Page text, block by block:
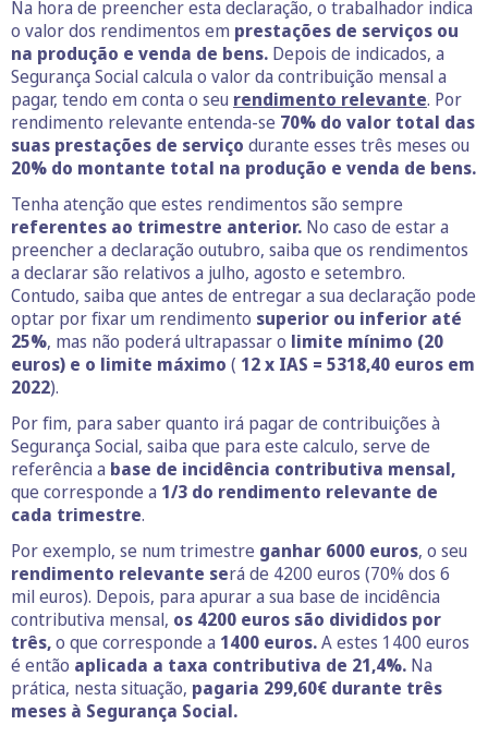
Na hora de preencher esta declaração, o trabalhador indica
o valor dos rendimentos em prestações de serviços ou
na produção e venda de bens. Depois de indicados, a
Segurança Social calcula o valor da contribuição mensal a
pagar, tendo em conta o seu rendimento relevante. Por
rendimento relevante entenda-se 70% do valor total das
suas prestações de serviço durante esses três meses ou
20% do montante total na produção e venda de bens.
Tenha atenção que estes rendimentos são sempre
referentes ao trimestre anterior. No caso de estar a
preencher a declaração outubro, saiba que os rendimentos
a declarar são relativos a julho, agosto e setembro.
Contudo, saiba que antes de entregar a sua declaração pode
optar por fixar um rendimento superior ou inferior até
25%, mas não poderá ultrapassar o limite mínimo (20
euros) e o limite máximo ( 12 x IAS = 5318,40 euros em
2022).
Por fim, para saber quanto irá pagar de contribuições à
Segurança Social, saiba que para este calculo, serve de
referência a base de incidência contributiva mensal,
que corresponde a 1/3 do rendimento relevante de
cada trimestre.
Por exemplo, se num trimestre ganhar 6000 euros, o seu
rendimento relevante será de 4200 euros (70% dos 6
mil euros). Depois, para apurar a sua base de incidência
contributiva mensal, os 4200 euros são divididos por
três,o que corresponde a 1400 euros.A estes 1400 euros
é então aplicada a taxa contributiva de 21,4%. Na
prática, nesta situação, pagaria 299,60€ durante três
meses à Segurança Social.